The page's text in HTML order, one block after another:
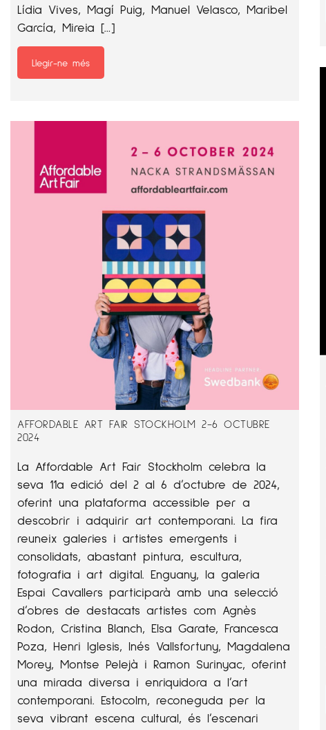
Lídia Vives, Magí Puig, Manuel Velasco, Maribel
García, Mireia […]
Llegir-ne més
AFFORDABLE ART FAIR STOCKHOLM 2-6 OCTUBRE
2024
La Affordable Art Fair Stockholm celebra la
seva 11a edició del 2 al 6 d’octubre de 2024,
oferint una plataforma accessible per a
descobrir i adquirir art contemporani. La fira
reuneix galeries i artistes emergents i
consolidats, abastant pintura, escultura,
fotografia i art digital. Enguany, la galeria
Espai Cavallers participarà amb una selecció
d’obres de destacats artistes com Agnès
Rodon, Cristina Blanch, Elsa Garate, Francesca
Poza, Henri Iglesis, Inés Vallsfortuny, Magdalena
Morey, Montse Pelejà i Ramon Surinyac, oferint
una mirada diversa i enriquidora a l’art
contemporani. Estocolm, reconeguda per la
seva vibrant escena cultural, és l’escenari